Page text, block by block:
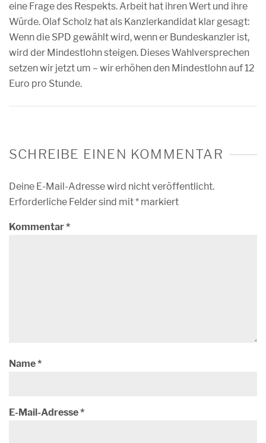
eine Frage des Respekts. Arbeit hat ihren Wert und ihre
Würde. Olaf Scholz hat als Kanzlerkandidat klar gesagt:
Wenn die SPD gewählt wird, wenn er Bundeskanzler ist,
wird der Mindestlohn steigen. Dieses Wahlversprechen
setzen wir jetzt um – wir erhöhen den Mindestlohn auf 12
Euro pro Stunde.
SCHREIBE EINEN KOMMENTAR
Deine E-Mail-Adresse wird nicht veröffentlicht.
Erforderliche Felder sind mit* markiert
Kommentar*
Name*
E-Mail-Adresse*